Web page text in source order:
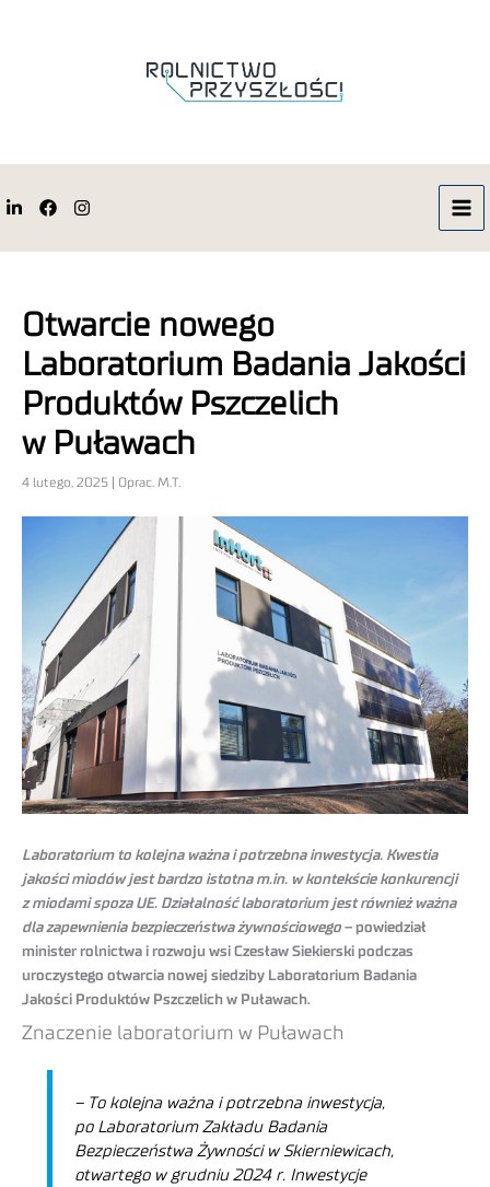
Otwarcie nowego
Laboratorium Badania Jakości
Produktów Pszczelich
w Puławach
4 lutego, 2025 | Oprac. M.T.
Laboratorium to kolejna ważna i potrzebna inwestycja. Kwestia
jakości miodów jest bardzo istotna m.in. w kontekście konkurencji
z miodami spoza UE. Działalność laboratorium jest również ważna
dla zapewnienia bezpieczeństwa żywnościowego– powiedział
minister rolnictwa i rozwoju wsi Czesław Siekierski podczas
uroczystego otwarcia nowej siedziby Laboratorium Badania
Jakości Produktów Pszczelich w Puławach.
Znaczenie laboratorium w Puławach
– To kolejna ważna i potrzebna inwestycja,
po Laboratorium Zakładu Badania
Bezpieczeństwa Żywności w Skierniewicach,
otwartego w grudniu 2024 r. Inwestycje